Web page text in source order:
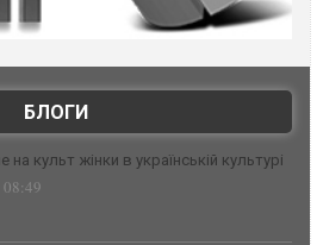
БЛОГИ
на культ жінки в українській культурі